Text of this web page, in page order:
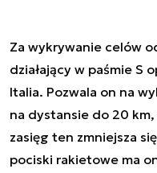
Za wykrywanie celów
działający w paśmie S
Italia. Pozwala on na
na dystansie do 20
zasięg ten zmniejsza
pociski rakietowe ma